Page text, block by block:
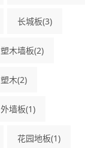
长城板(3)
塑木墙板(2)
塑木(2)
外墙板(1)
花园地板(1)